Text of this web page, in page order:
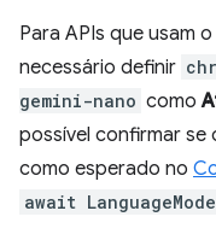
Para APIs que usam
necessário definir
gemini-nano como
possível confirmar se
como esperado no
await